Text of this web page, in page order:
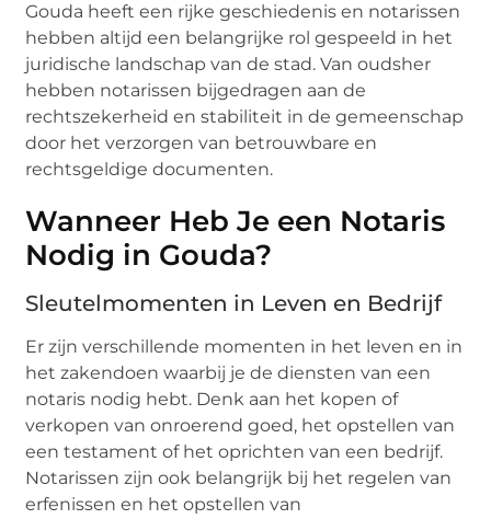
Gouda heeft een rijke geschiedenis en notarissen
hebben altijd een belangrijke rol gespeeld in het
juridische landschap van de stad. Van oudsher
hebben notarissen bijgedragen aan de
rechtszekerheid en stabiliteit in de gemeenschap
door het verzorgen van betrouwbare en
rechtsgeldige documenten.
Wanneer Heb Je een Notaris
Nodig in Gouda?
Sleutelmomenten in Leven en Bedrijf
Er zijn verschillende momenten in het leven en in
het zakendoen waarbij je de diensten van een
notaris nodig hebt. Denk aan het kopen of
verkopen van onroerend goed, het opstellen van
een testament of het oprichten van een bedrijf.
Notarissen zijn ook belangrijk bij het regelen van
erfenissen en het opstellen van